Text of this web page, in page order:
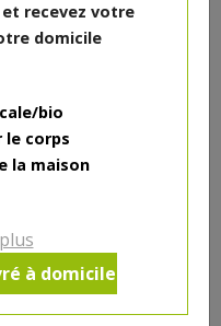
recevez votre
domicile
bio
le corps
la maison
à domicile
bio